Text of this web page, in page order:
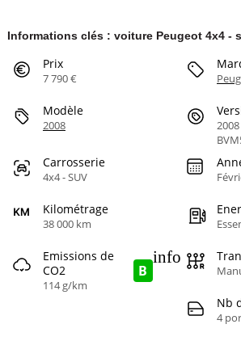
Informations clés : voiture Peugeot 4x4 -
Prix
7 790 €
Modèle
2008
Carrosserie
4x4 - SUV
Kilométrage
38 000 km
Emissions de
CO2
114 g/km
B
info
Nb
4